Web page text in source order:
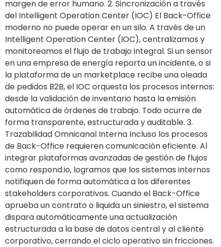
margen de error humano. 2. Sincronización a través
del Intelligent Operation Center (IOC) El Back-Office
moderno no puede operar en un silo. A través de un
Intelligent Operation Center (IOC), centralizamos y
monitoreamos el flujo de trabajo integral. Si un sensor
en una empresa de energía reporta un incidente, o si
la plataforma de un marketplace recibe una oleada
de pedidos B2B, el IOC orquesta los procesos internos:
desde la validación de inventario hasta la emisión
automática de órdenes de trabajo. Todo ocurre de
forma transparente, estructurada y auditable. 3.
Trazabilidad Omnicanal Interna Incluso los procesos
de Back-Office requieren comunicación eficiente. Al
integrar plataformas avanzadas de gestión de flujos
como respond.io, logramos que los sistemas internos
notifiquen de forma automática a los diferentes
stakeholders corporativos. Cuando el Back-Office
aprueba un contrato o liquida un siniestro, el sistema
dispara automáticamente una actualización
estructurada a la base de datos central y al cliente
corporativo, cerrando el ciclo operativo sin fricciones.